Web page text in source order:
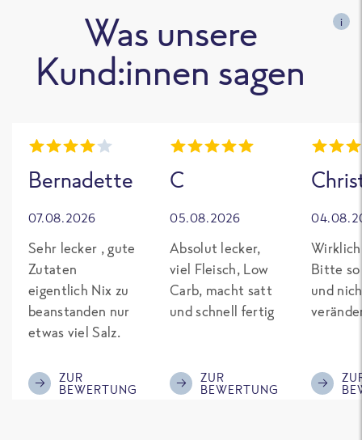
Was unsere
Kund:innen sagen
i
Bernadette
07.08.2026
Sehr lecker , gute
Zutaten
eigentlich Nix zu
beanstanden nur
etwas viel Salz.
ZUR
BEWERTUNG
C
05.08.2026
Absolut lecker,
viel Fleisch, Low
Carb, macht satt
und schnell fertig
ZUR
BEWERTUNG
Bitte so
und